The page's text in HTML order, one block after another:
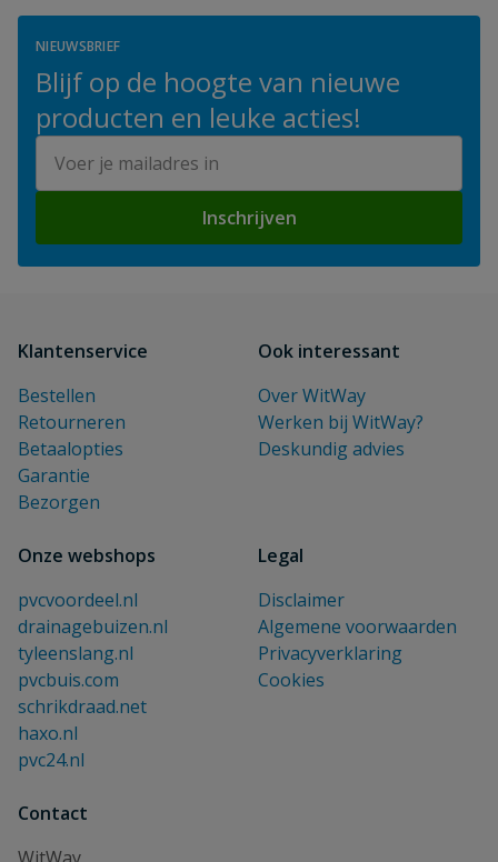
NIEUWSBRIEF
Blijf op de hoogte van nieuwe
producten en leuke acties!
Inschrijven
Klantenservice
Bestellen
Retourneren
Betaalopties
Garantie
Bezorgen
Ook interessant
Over WitWay
Werken bij WitWay?
Deskundig advies
Onze webshops
pvcvoordeel.nl
drainagebuizen.nl
tyleenslang.nl
pvcbuis.com
schrikdraad.net
haxo.nl
pvc24.nl
Legal
Disclaimer
Algemene voorwaarden
Privacyverklaring
Cookies
Contact